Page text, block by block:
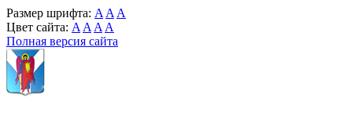
Размер шрифта: A A A
Цвет сайта: A A A A
Полная версия сайта